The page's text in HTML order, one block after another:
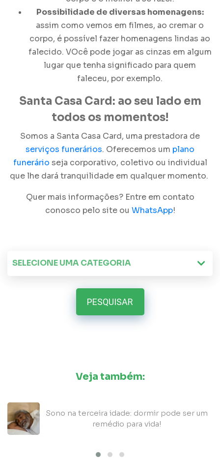
Possibilidade de diversas homenagens:
assim como vemos em filmes, ao cremar o
corpo, é possível fazer homenagens lindas ao
falecido. VOcê pode jogar as cinzas em algum
lugar que tenha significado para quem
faleceu, por exemplo.
Santa Casa Card: ao seu lado em
todos os momentos!
Somos a Santa Casa Card, uma prestadora de
serviços funerários. Oferecemos um plano
funerário seja corporativo, coletivo ou individual
que lhe dará tranquilidade em qualquer momento.
Quer mais informações? Entre em contato
conosco pelo site ou WhatsApp!
PESQUISAR
Veja também:
Sono na terceira idade: dormir pode ser um
remédio para vida!